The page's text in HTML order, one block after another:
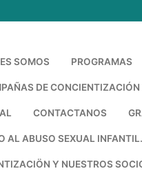
SOMOS PROGRAMAS
DE
CONTACTANOS
AL ABUSO SEXUAL
Y NUESTROS